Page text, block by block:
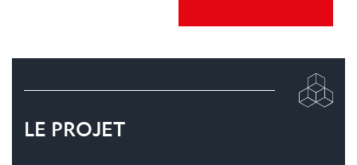
LE PROJET